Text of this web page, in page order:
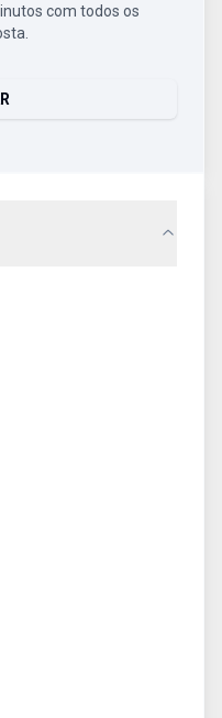
com todos os